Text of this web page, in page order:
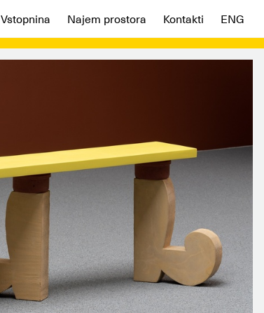
Vstopnina Najem prostora Kontakti ENG